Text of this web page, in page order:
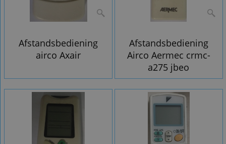
Afstandsbediening
airco Axair
Afstandsbediening
Airco Aermec crmc-
a275 jbeo